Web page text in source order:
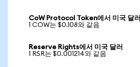
CoW Protocol Token에서 미국 달러
1 COW는 $0.108와 같음
Reserve Rights에서 미국 달러
1 RSR는 $0.001214와 같음